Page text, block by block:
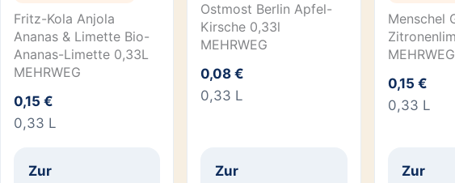
Fritz-Kola Anjola
Ananas & Limette Bio-
Ananas-Limette 0,33L
MEHRWEG
0,15 €
0,33 L
Zur
Ostmost Berlin Apfel-
Kirsche 0,33l
MEHRWEG
0,08 €
0,33 L
Zur
Menschel
MEHRWEG
0,15 €
0,33 L
Zur